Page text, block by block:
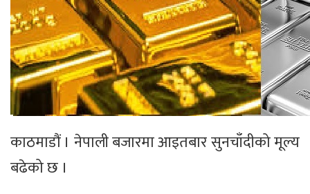
काठमाडौं । नेपाली बजारमा आइतबार सुनचाँदीको मूल्य
बढेको छ ।